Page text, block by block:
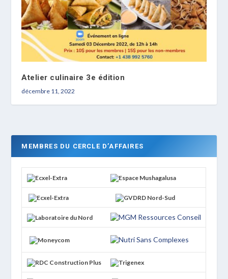
Atelier culinaire 3e édition
décembre 11, 2022
MEMBRES DU CERCLE D’AFFAIRES